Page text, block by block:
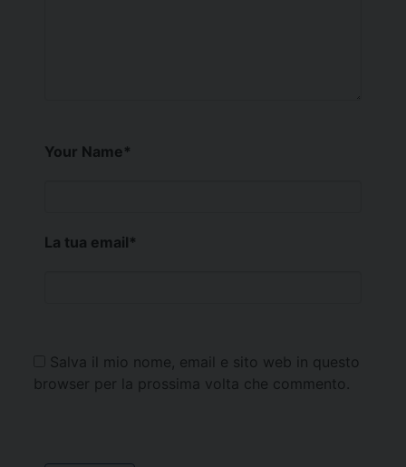
Your Name*
La tua email*
Salva il mio nome, email e sito web in questo
browser per la prossima volta che commento.